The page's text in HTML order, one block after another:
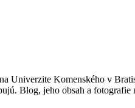
Univerzite Komenského v
Blog, jeho obsah a